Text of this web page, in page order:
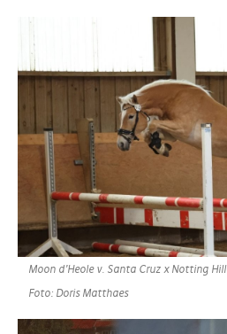
Moon d’Heole v. Santa Cruz x Notting Hill
Foto: Doris Matthaes